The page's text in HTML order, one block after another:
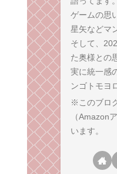
ゲームの思
星矢などマ
そして、
た奥様との
実に統一感
ンゴトモヨ
※このブロ
（Amazon
います。